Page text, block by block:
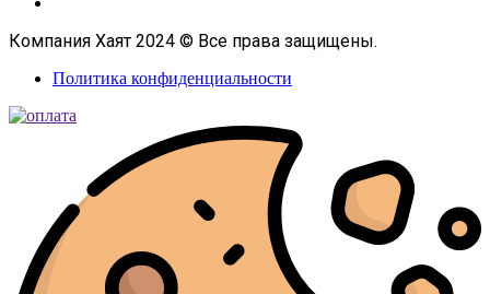
Компания Хаят 2024 © Все права защищены.
Политика конфиденциальности